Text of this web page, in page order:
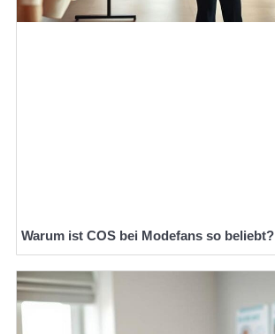
Warum ist COS bei Modefans so beliebt?